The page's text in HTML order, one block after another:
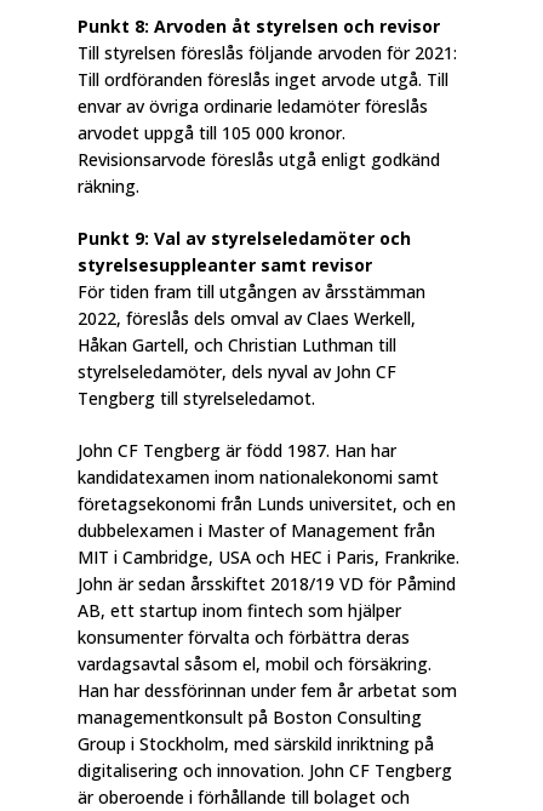
Punkt 8: Arvoden åt styrelsen och revisor
Till styrelsen föreslås följande arvoden för 2021:
Till ordföranden föreslås inget arvode utgå. Till
envar av övriga ordinarie ledamöter föreslås
arvodet uppgå till 105 000 kronor.
Revisionsarvode föreslås utgå enligt godkänd
räkning.
Punkt 9: Val av styrelseledamöter och
styrelsesuppleanter samt revisor
För tiden fram till utgången av årsstämman
2022, föreslås dels omval av Claes Werkell,
Håkan Gartell, och Christian Luthman till
styrelseledamöter, dels nyval av John CF
Tengberg till styrelseledamot.
John CF Tengberg är född 1987. Han har
kandidatexamen inom nationalekonomi samt
företagsekonomi från Lunds universitet, och en
dubbelexamen i Master of Management från
MIT i Cambridge, USA och HEC i Paris, Frankrike.
John är sedan årsskiftet 2018/19 VD för Påmind
AB, ett startup inom fintech som hjälper
konsumenter förvalta och förbättra deras
vardagsavtal såsom el, mobil och försäkring.
Han har dessförinnan under fem år arbetat som
managementkonsult på Boston Consulting
Group i Stockholm, med särskild inriktning på
digitalisering och innovation. John CF Tengberg
är oberoende i förhållande till bolaget och